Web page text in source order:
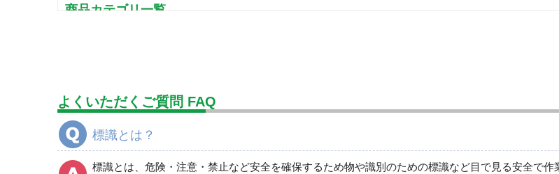
商品カテゴリ一覧
喫煙所標識
注意標識
衛生標識
よくいただくご質問 FAQ
標識とは？
標識とは、危険・注意・禁止など安全を確保するため物や識別のための標識など目で見る安全で